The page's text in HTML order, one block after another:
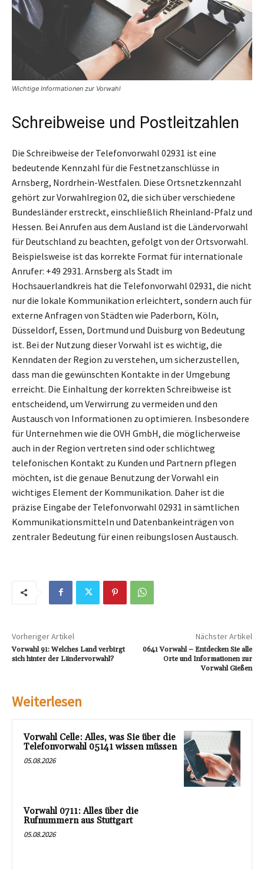
Wichtige Informationen zur Vorwahl
Schreibweise und Postleitzahlen
Die Schreibweise der Telefonvorwahl 02931 ist eine
bedeutende Kennzahl für die Festnetzanschlüsse in
Arnsberg, Nordrhein-Westfalen. Diese Ortsnetzkennzahl
gehört zur Vorwahlregion 02, die sich über verschiedene
Bundesländer erstreckt, einschließlich Rheinland-Pfalz und
Hessen. Bei Anrufen aus dem Ausland ist die Ländervorwahl
für Deutschland zu beachten, gefolgt von der Ortsvorwahl.
Beispielsweise ist das korrekte Format für internationale
Anrufer: +49 2931. Arnsberg als Stadt im
Hochsauerlandkreis hat die Telefonvorwahl 02931, die nicht
nur die lokale Kommunikation erleichtert, sondern auch für
externe Anfragen von Städten wie Paderborn, Köln,
Düsseldorf, Essen, Dortmund und Duisburg von Bedeutung
ist. Bei der Nutzung dieser Vorwahl ist es wichtig, die
Kenndaten der Region zu verstehen, um sicherzustellen,
dass man die gewünschten Kontakte in der Umgebung
erreicht. Die Einhaltung der korrekten Schreibweise ist
entscheidend, um Verwirrung zu vermeiden und den
Austausch von Informationen zu optimieren. Insbesondere
für Unternehmen wie die OVH GmbH, die möglicherweise
auch in der Region vertreten sind oder schlichtweg
telefonischen Kontakt zu Kunden und Partnern pflegen
möchten, ist die genaue Benutzung der Vorwahl ein
wichtiges Element der Kommunikation. Daher ist die
präzise Eingabe der Telefonvorwahl 02931 in sämtlichen
Kommunikationsmitteln und Datenbankeinträgen von
zentraler Bedeutung für einen reibungslosen Austausch.
Vorheriger Artikel
Vorwahl 91: Welches Land verbirgt
sich hinter der Ländervorwahl?
Nächster Artikel
0641 Vorwahl – Entdecken Sie alle
Orte und Informationen zur
Vorwahl Gießen
Weiterlesen
Vorwahl Celle: Alles, was Sie über die
Telefonvorwahl 05141 wissen müssen
05.08.2026
Vorwahl 0711: Alles über die
Rufnummern aus Stuttgart
05.08.2026